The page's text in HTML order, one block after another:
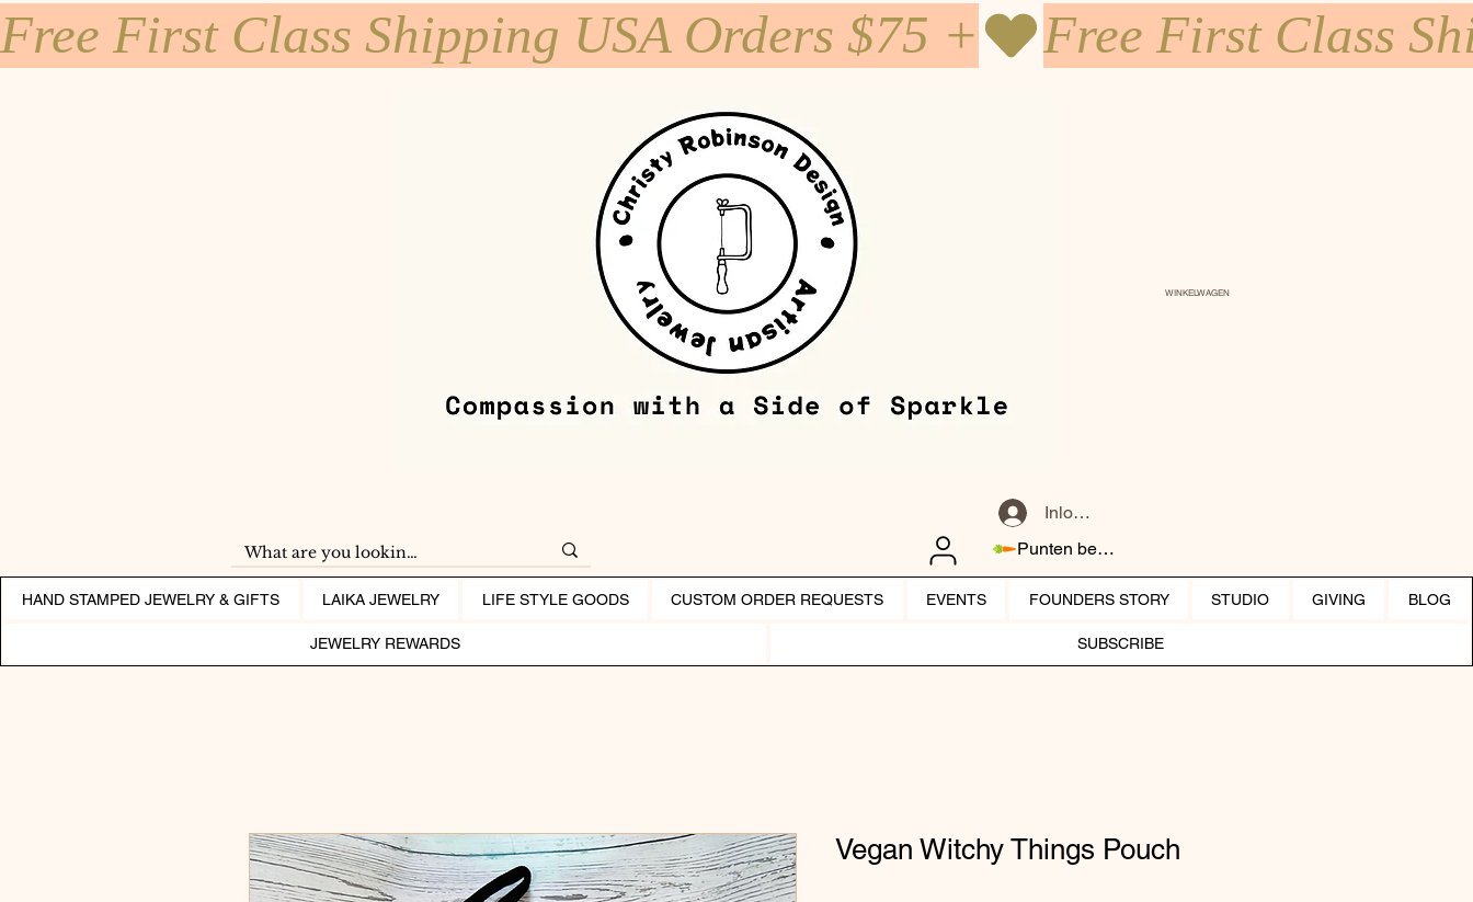
Free First Class Shipping USA Orders $75 +
Inloggen
Punten bekijken
WINKELWAGEN
HAND STAMPED JEWELRY & GIFTS LAIKA JEWELRY LIFE STYLE GOODS CUSTOM ORDER REQUESTS EVENTS FOUNDERS STORY STUDIO GIVING BLOG
JEWELRY REWARDS SUBSCRIBE
Vegan Witchy Things Pouch